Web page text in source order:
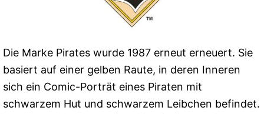
Die Marke Pirates wurde 1987 erneut erneuert. Sie
basiert auf einer gelben Raute, in deren Inneren
sich ein Comic-Porträt eines Piraten mit
schwarzem Hut und schwarzem Leibchen befindet.